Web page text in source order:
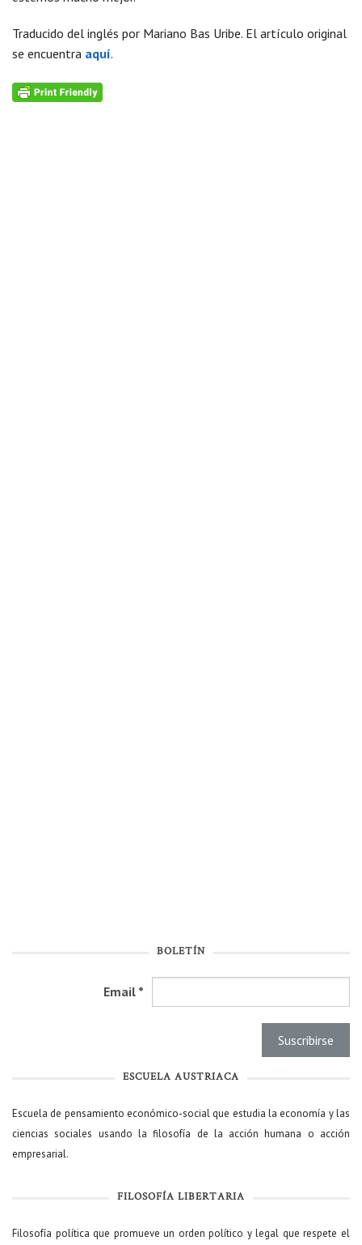
Traducido del inglés por Mariano Bas Uribe. El artículo original
se encuentra aquí.
BOLETÍN
Email *
ESCUELA AUSTRIACA
Escuela de pensamiento económico-social que estudia la economía y las
ciencias sociales usando la filosofía de la acción humana o acción
empresarial.
FILOSOFÍA LIBERTARIA
Filosofía política que promueve un orden político y legal que respete el